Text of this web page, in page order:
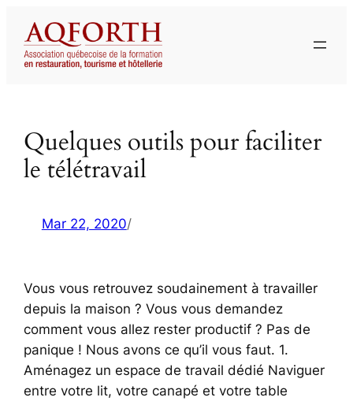
contenu
Quelques outils pour faciliter
le télétravail
Mar 22, 2020/
Vous vous retrouvez soudainement à travailler
depuis la maison ? Vous vous demandez
comment vous allez rester productif ? Pas de
panique ! Nous avons ce qu’il vous faut. 1.
Aménagez un espace de travail dédié Naviguer
entre votre lit, votre canapé et votre table